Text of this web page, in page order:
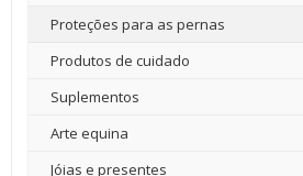
Proteções para as pernas
Produtos de cuidado
Suplementos
Arte equina
Jóias e presentes